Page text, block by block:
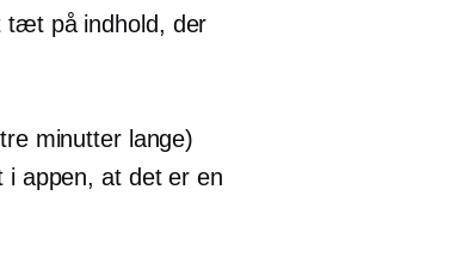
tæt på indhold, der
minutter lange)
i appen, at det er en